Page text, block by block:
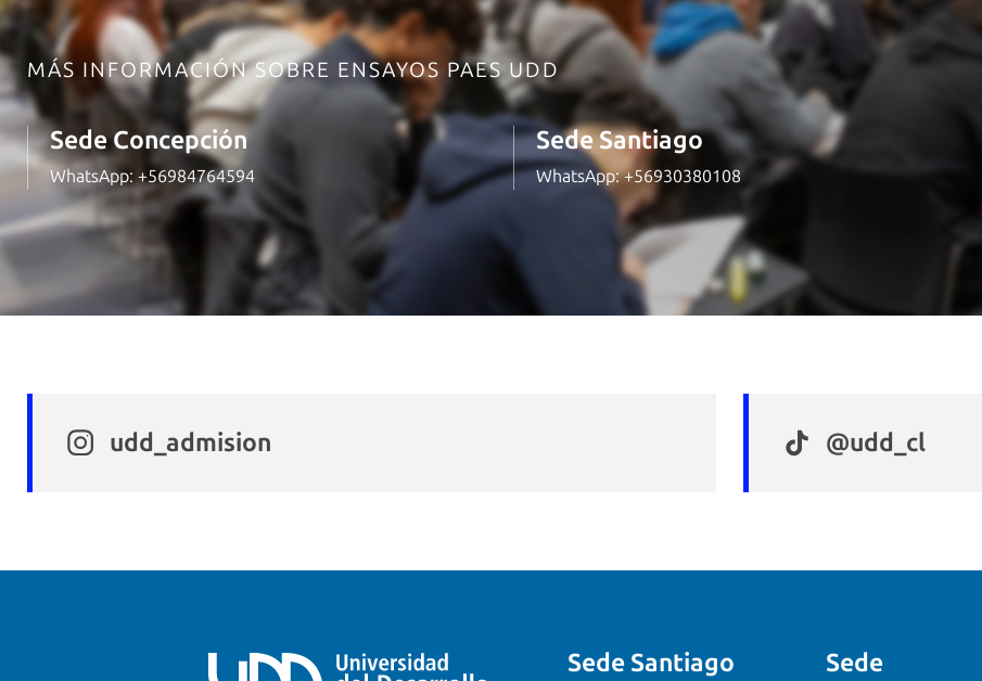
MÁS INFORMACIÓN SOBRE ENSAYOS PAES UDD
Sede Concepción
WhatsApp: +56984764594
Sede Santiago
WhatsApp:+56930380108
udd_admision @udd_cl
Sede Santiago
Sede